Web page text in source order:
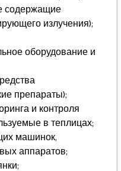
содержащие
излучения);
оборудование и
препараты);
и контроля
в теплицах;
машинок,
аппаратов;